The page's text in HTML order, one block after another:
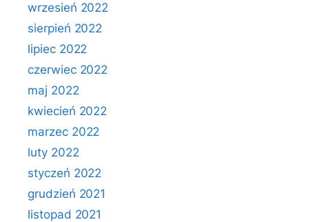
wrzesień 2022
sierpień 2022
lipiec 2022
czerwiec 2022
maj 2022
kwiecień 2022
marzec 2022
luty 2022
styczeń 2022
grudzień 2021
listopad 2021